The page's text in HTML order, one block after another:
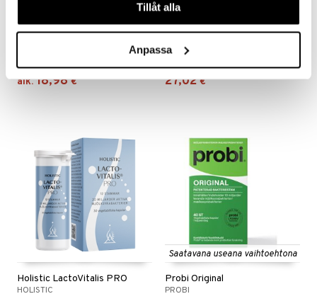
Tillåt alla
Anpassa
alk.18,98 €
PROBION
27,02 €
Holistic LactoVitalis PRO
HOLISTIC
Saatavana useana vaihtoehtona
Probi Original
PROBI